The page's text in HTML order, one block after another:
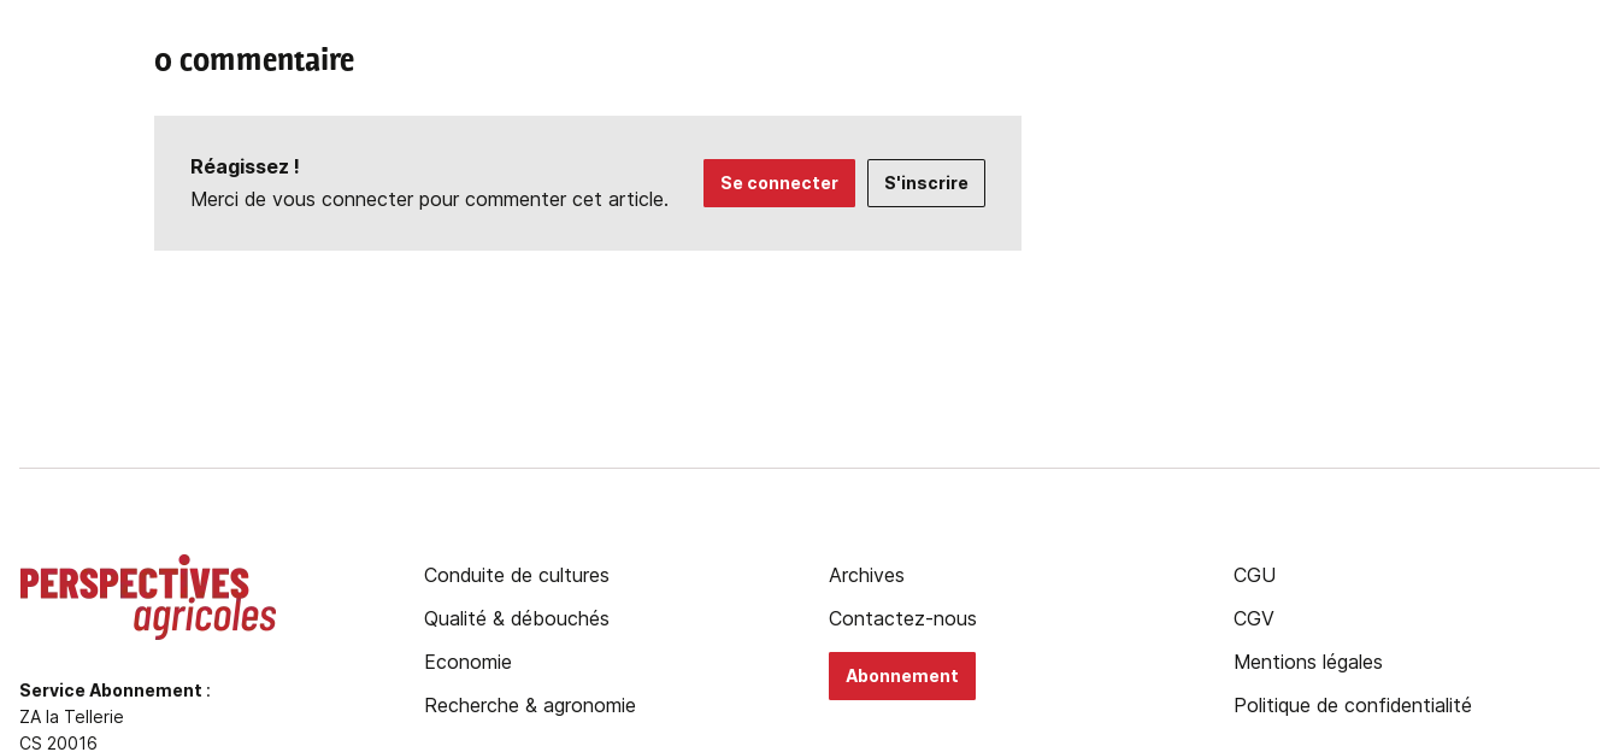
0 commentaire
Réagissez !
Merci de vous connecter pour commenter cet article.
Se connecter S'inscrire
Service Abonnement :
ZA la Tellerie
CS 20016
Conduite de cultures
Qualité & débouchés
Economie
Recherche & agronomie
Archives
Contactez-nous
Abonnement
CGU
CGV
Mentions légales
Politique de confidentialité